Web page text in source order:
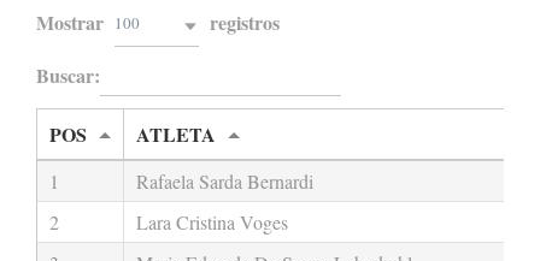
Mostrar 100
registros
Buscar:
POS ATLETA
1
Rafaela Sarda Bernardi
2
Lara Cristina Voges